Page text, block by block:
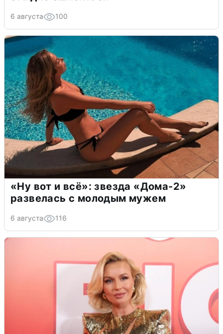
6 августа 100
«Ну вот и всё»: звезда «Дома-2»
развелась с молодым мужем
6 августа 116